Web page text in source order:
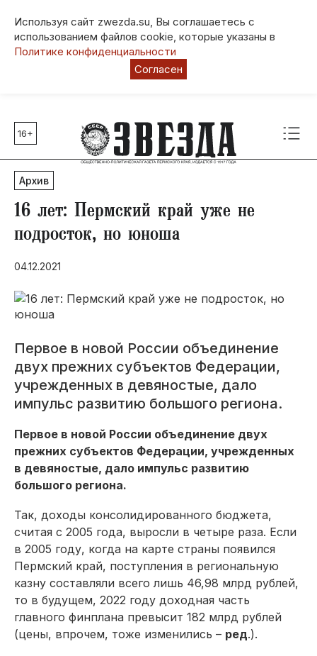
Используя сайт zwezda.su, Вы соглашаетесь с
использованием файлов cookie, которые указаны в
Политике конфиденциальности
Согласен
Главные темы
80 лет Победы
Молодежная столица РФ
СВО
Социальная поддержка
Инфраструктура
Благоустройство
16+
Архив
16 лет: Пермский край уже не
подросток, но юноша
04.12.2021
Первое в новой России объединение
двух прежних субъектов Федерации,
учрежденных в девяностые, дало
импульс развитию большого региона.
Первое в новой России объединение двух
прежних субъектов Федерации, учрежденных
в девяностые, дало импульс развитию
большого региона.
Так, доходы консолидированного бюджета,
считая с 2005 года, выросли в четыре раза. Если
в 2005 году, когда на карте страны появился
Пермский край, поступления в региональную
казну составляли всего лишь 46,98 млрд рублей,
то в будущем, 2022 году доходная часть
главного финплана превысит 182 млрд рублей
(цены, впрочем, тоже изменились – ред.).